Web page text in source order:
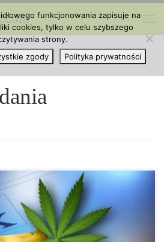
i wyraźnie wygłaszali swoje zdanie
co zaowocowało zatwierdzeniem
Zatwierdzono Amendment 2, co
funkcjonowania zapisuje na
cookies, tylko w celu szybszego
strony.
zgody Polityka prywatności